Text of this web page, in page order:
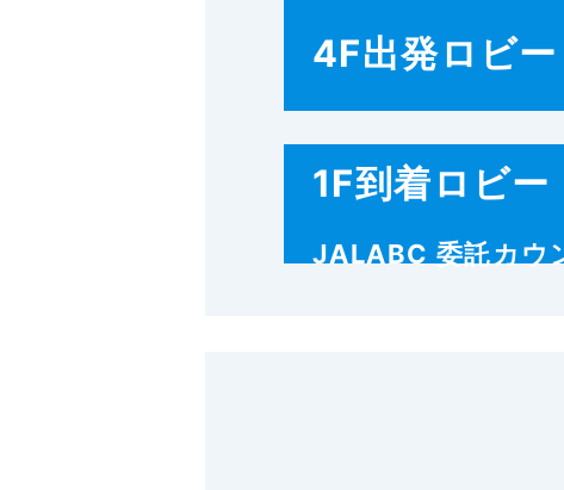
4F出発ロビー
1F到着ロビー
JALABC 委託カウ